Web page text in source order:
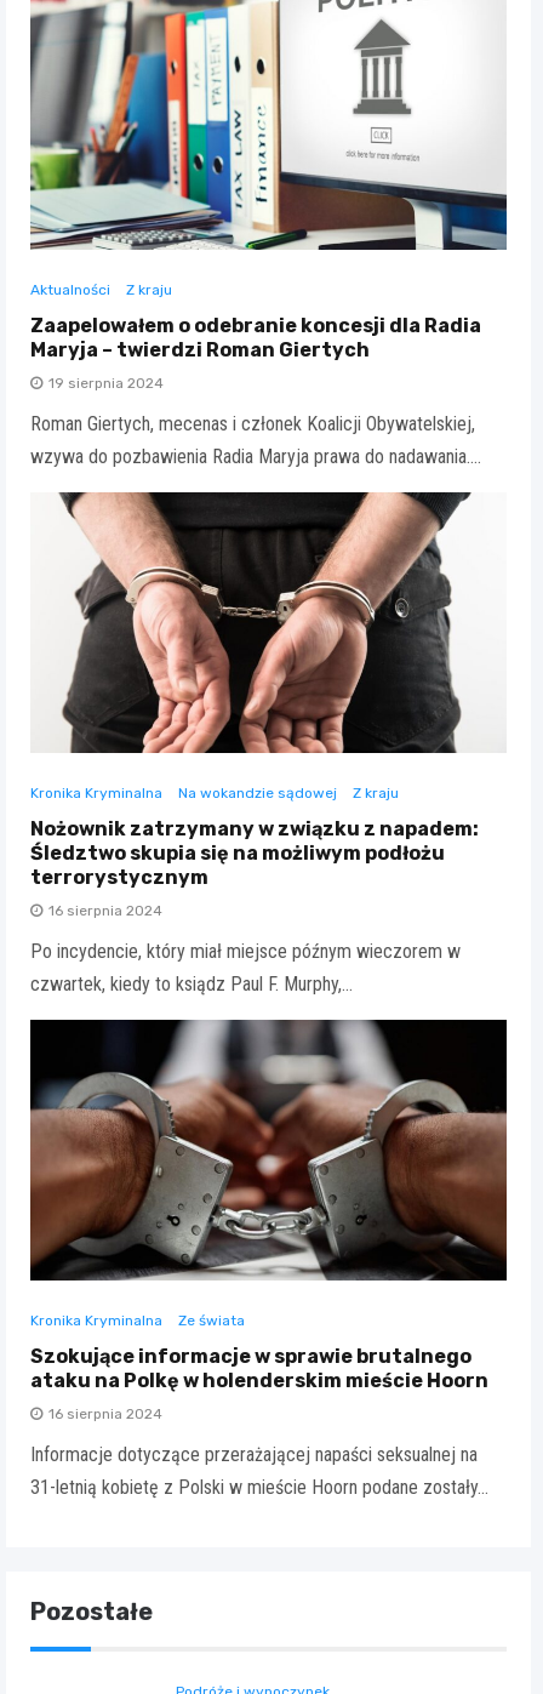
Aktualności Z kraju
Zaapelowałem o odebranie koncesji dla Radia
Maryja – twierdzi Roman Giertych
19 sierpnia 2024
Roman Giertych, mecenas i członek Koalicji Obywatelskiej,
wzywa do pozbawienia Radia Maryja prawa do nadawania.…
Kronika Kryminalna Na wokandzie sądowej Z kraju
Nożownik zatrzymany w związku z napadem:
Śledztwo skupia się na możliwym podłożu
terrorystycznym
16 sierpnia 2024
Po incydencie, który miał miejsce późnym wieczorem w
czwartek, kiedy to ksiądz Paul F. Murphy,…
Kronika Kryminalna Ze świata
Szokujące informacje w sprawie brutalnego
ataku na Polkę w holenderskim mieście Hoorn
16 sierpnia 2024
Informacje dotyczące przerażającej napaści seksualnej na
31-letnią kobietę z Polski w mieście Hoorn podane zostały…
Pozostałe